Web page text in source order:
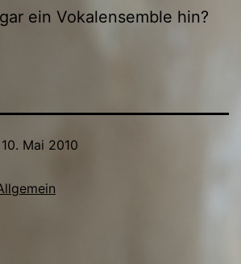
ein Vokalensemble hin?
10. Mai 2010